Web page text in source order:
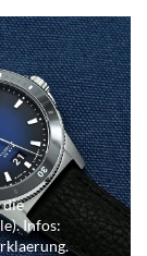
die
Infos: